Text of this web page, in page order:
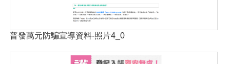
普發萬元防騙宣導資料-照片4_0